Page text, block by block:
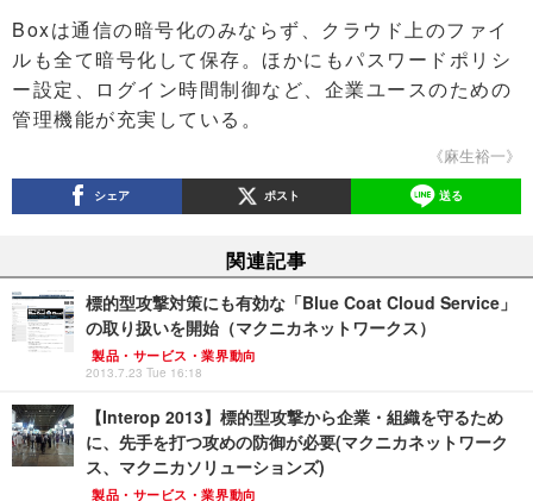
Boxは通信の暗号化のみならず、クラウド上のファイ
ルも全て暗号化して保存。ほかにもパスワードポリシ
ー設定、ログイン時間制御など、企業ユースのための
管理機能が充実している。
《麻生裕一》
シェア ポスト 送る
関連記事
標的型攻撃対策にも有効な「Blue Coat Cloud Service」
の取り扱いを開始（マクニカネットワークス）
製品・サービス・業界動向
2013.7.23 Tue 16:18
【Interop 2013】標的型攻撃から企業・組織を守るため
に、先手を打つ攻めの防御が必要(マクニカネットワーク
ス、マクニカソリューションズ)
製品・サービス・業界動向